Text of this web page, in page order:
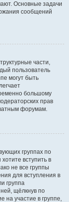
Основные задачи
сообщений
части,
пользователь
могут быть
большому
прав
форумам.
группах по
вступить в
не все группы
для вступления в
группа
щёлкнув по
на участие в группе,